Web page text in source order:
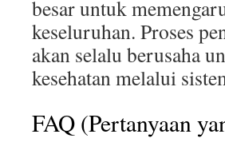
besar untuk
keseluruhan. Proses
akan selalu berusaha
kesehatan melalui
FAQ (Pertanyaan